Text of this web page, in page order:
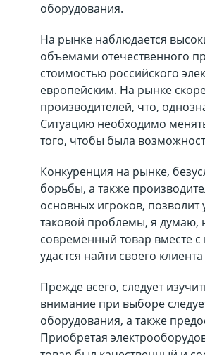
оборудования.
На рынке наблюдается
объемами отечественного
стоимостью российского
европейским. На рынке
производителей, что,
Ситуацию необходимо
того, чтобы была
Конкуренция на рынке,
борьбы, а также
основных игроков,
таковой проблемы, я думаю,
современный товар вместе
удастся найти своего
Прежде всего, следует
внимание при выборе
оборудования, а также
Приобретая